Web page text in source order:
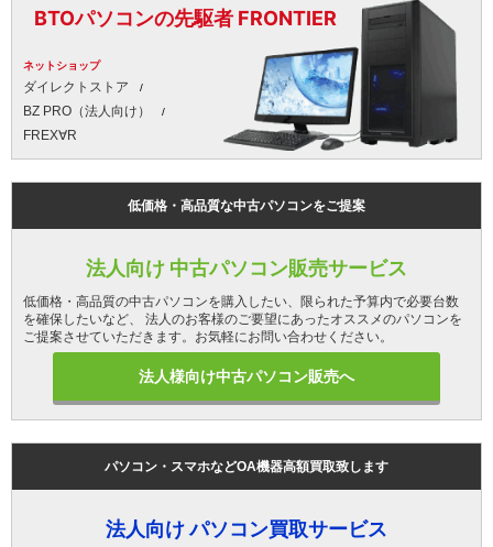
BTOパソコンの先駆者 FRONTIER
ネットショップ
ダイレクトストア
BZ PRO（法人向け）
FREX∀R
低価格・高品質な中古パソコンをご提案
法人向け 中古パソコン販売サービス
低価格・高品質の中古パソコンを購入したい、限られた予算内で必要台数
を確保したいなど、 法人のお客様のご要望にあったオススメのパソコンを
ご提案させていただきます。お気軽にお問い合わせください。
法人様向け中古パソコン販売へ
パソコン・スマホなどOA機器高額買取致します
法人向け パソコン買取サービス